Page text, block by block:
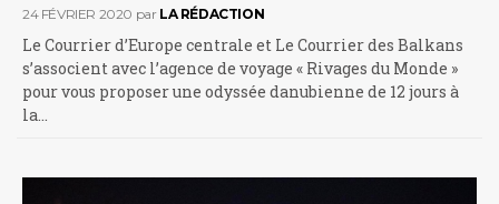
24 FÉVRIER 2020 par LA RÉDACTION
Le Courrier d’Europe centrale et Le Courrier des Balkans
s’associent avec l’agence de voyage « Rivages du Monde »
pour vous proposer une odyssée danubienne de 12 jours à
la…